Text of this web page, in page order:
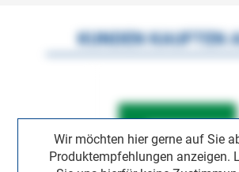
Wir möchten hier gerne auf Sie
Produktempfehlungen anzeigen.
KUNDEN KAUFTEN